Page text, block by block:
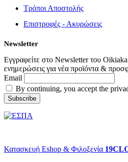
Τρόποι Αποστολής
Επιστροφές - Ακυρώσεις
Newsletter
Εγγραφείτε στο Newsletter του
ενημερώσεις για νέα προϊόντα &
Email
By continuing, you accept the
Κατασκευή Eshop & Φιλοξενία